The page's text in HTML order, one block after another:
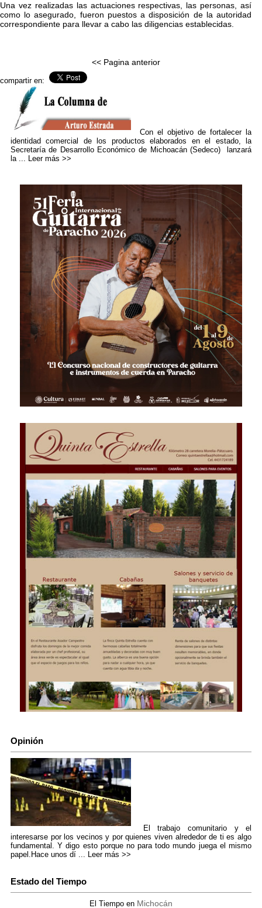
Una vez realizadas las actuaciones respectivas, las personas, así
como lo asegurado, fueron puestos a disposición de la autoridad
correspondiente para llevar a cabo las diligencias establecidas.
<< Pagina anterior
compartir en:
Con el objetivo de fortalecer la
identidad comercial de los productos elaborados en el estado, la
Secretaría de Desarrollo Económico de Michoacán (Sedeco) lanzará
la ... Leer más >>
Opinión
El trabajo comunitario y el
interesarse por los vecinos y por quienes viven alrededor de ti es algo
fundamental. Y digo esto porque no para todo mundo juega el mismo
papel.Hace unos dí ... Leer más >>
Estado del Tiempo
El Tiempo en Michocán